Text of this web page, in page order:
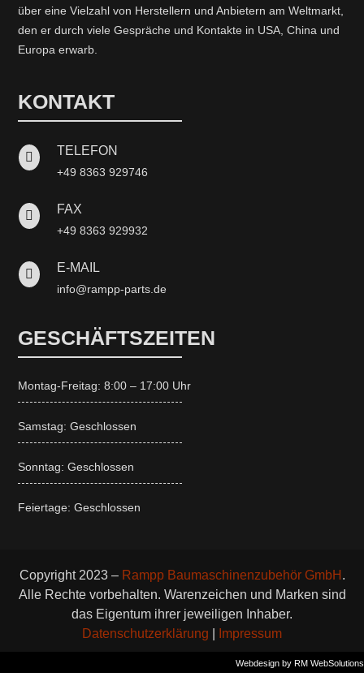
über eine Vielzahl von Herstellern und Anbietern am Weltmarkt,
den er durch viele Gespräche und Kontakte in USA, China und
Europa erwarb.
KONTAKT
 TELEFON
+49 8363 929746
 FAX
+49 8363 929932
 E-MAIL
info@rampp-parts.de
GESCHÄFTSZEITEN
Montag-Freitag: 8:00 – 17:00 Uhr
Samstag: Geschlossen
Sonntag: Geschlossen
Feiertage: Geschlossen
Copyright 2023 – Rampp Baumaschinenzubehör GmbH .
Alle Rechte vorbehalten. Warenzeichen und Marken sind
das Eigentum ihrer jeweiligen Inhaber.
Datenschutzerklärung
Impressum
Webdesign by RM WebSolutions